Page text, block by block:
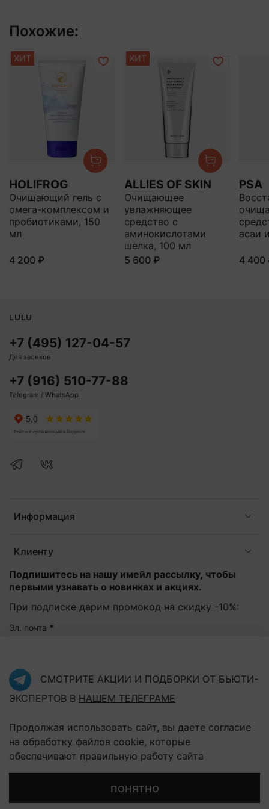
В корзину
Похожие:
ХИТ
HOLIFROG
Очищающий гель с
омега-комплексом и
пробиотиками, 150
мл
4 200 ₽
ХИТ
ALLIES OF SKIN
Очищающее
увлажняющее
средство с
аминокислотами
шелка, 100 мл
5 600 ₽
PSA
асаи
4 400
Информация
Клиенту
Подпишитесь на нашу имейл рассылку, чтобы
первыми узнавать о новинках и акциях.
При подписке дарим промокод на скидку -10%:
Эл. почта *
Подписаться
Нажав на кнопку "Подписаться", Вы соглашаетесь с
+7 (495) 127-04-57
Для звонков
+7 (916) 510-77-88
Telegram / WhatsApp
LULU
СМОТРИТЕ АКЦИИ И ПОДБОРКИ ОТ БЬЮТИ-
ЭКСПЕРТОВ В НАШЕМ ТЕЛЕГРАМЕ
Продолжая использовать сайт, вы даете согласие
на обработку файлов cookie, которые
обеспечивают правильную работу сайта
понятно